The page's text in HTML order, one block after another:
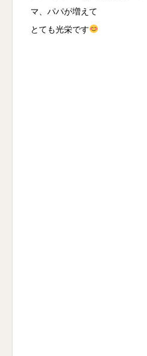
マ、パパが増えて
とても光栄です